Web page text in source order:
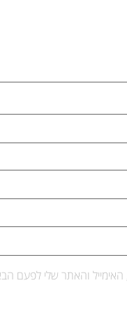
והאתר שלי לפעם